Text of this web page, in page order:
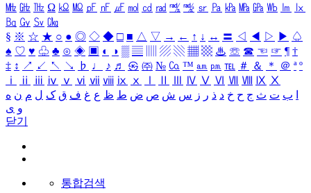
㎒ ㎓ ㎔ Ω ㏀ ㏁ ㎊ ㎋ ㎌ ㏖ ㏅ ㎭ ㎮ ㎯ ㏛ ㎩ ㎪ ㎫ ㎬ ㏝ ㏐
㏓
㏃ ㏉ ㏜ ㏆
§ ※ ☆ ★ ○ ● ◎ ◇ ◆ □ ■ △ ▽ → ← ↑ ↓ ↔ 〓 ◁ ◀ ▷ ▶ ♤
♠ ♡ ♥ ♧ ♣ ⊙ ◈ ▣ ◐ ◑ ▒ ▤ ▨ ▧ ▦ ▩ ♨ ☏ ☎ ☜ ☞ ¶ †
‡ ↕ ↗ ↙ ↖ ↘ ♭ ♩ ♪ ♬ ㉿ ㈜ № ㏇ ™ ㏂ ㏘ ℡ ＃ ＆ ＊ ＠ ª º
ⅰ
ⅱ ⅲ ⅳ ⅴ ⅵ ⅶ ⅷ ⅸ ⅹ Ⅳ Ⅴ Ⅵ Ⅶ Ⅷ Ⅸ Ⅹ
ب ت ث ج ح خ د ذ ر ز س ش ص ض ط ظ ع غ ف ق ک ل م ن ه
و ی
닫기
통합검색